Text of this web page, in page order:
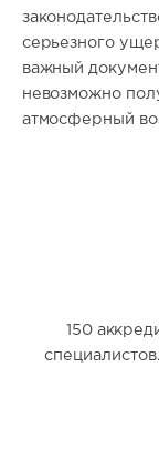
серьезного
важный
невозможно
атмосферный
150